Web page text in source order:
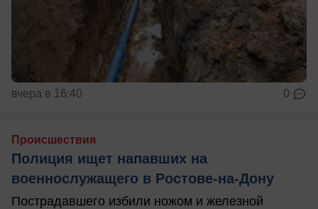
вчера в 16:40 0
Происшествия
Полиция ищет напавших на
военнослужащего в Ростове-на-Дону
Пострадавшего избили ножом и железной